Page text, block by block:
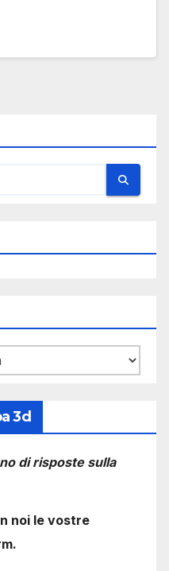
3d
di risposte sulla
noi le vostre